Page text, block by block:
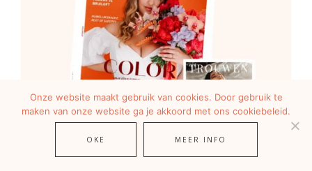
Onze website maakt gebruik van cookies. Door gebruik te
maken van onze website ga je akkoord met ons cookiebeleid.
OKE MEER INFO